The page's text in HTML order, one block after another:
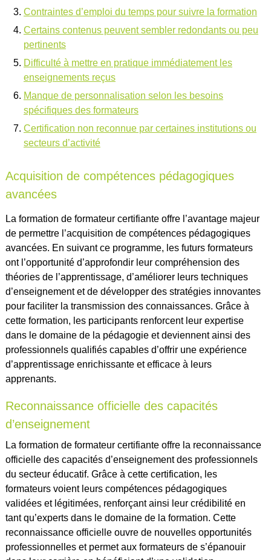
Contraintes d’emploi du temps pour suivre la formation
Certains contenus peuvent sembler redondants ou peu
pertinents
Difficulté à mettre en pratique immédiatement les
enseignements reçus
Manque de personnalisation selon les besoins
spécifiques des formateurs
Certification non reconnue par certaines institutions ou
secteurs d’activité
Acquisition de compétences pédagogiques
avancées
La formation de formateur certifiante offre l’avantage majeur
de permettre l’acquisition de compétences pédagogiques
avancées. En suivant ce programme, les futurs formateurs
ont l’opportunité d’approfondir leur compréhension des
théories de l’apprentissage, d’améliorer leurs techniques
d’enseignement et de développer des stratégies innovantes
pour faciliter la transmission des connaissances. Grâce à
cette formation, les participants renforcent leur expertise
dans le domaine de la pédagogie et deviennent ainsi des
professionnels qualifiés capables d’offrir une expérience
d’apprentissage enrichissante et efficace à leurs
apprenants.
Reconnaissance officielle des capacités
d’enseignement
La formation de formateur certifiante offre la reconnaissance
officielle des capacités d’enseignement des professionnels
du secteur éducatif. Grâce à cette certification, les
formateurs voient leurs compétences pédagogiques
validées et légitimées, renforçant ainsi leur crédibilité en
tant qu’experts dans le domaine de la formation. Cette
reconnaissance officielle ouvre de nouvelles opportunités
professionnelles et permet aux formateurs de s’épanouir